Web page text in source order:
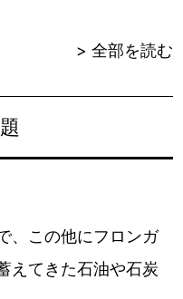
> 全部を読む
、この他にフロンガ
えてきた石油や石炭